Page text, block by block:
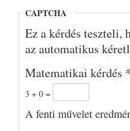
CAPTCHA
Ez a kérdés teszteli,
az automatikus
Matematikai kérdés *
3 + 0 =
A fenti művelet